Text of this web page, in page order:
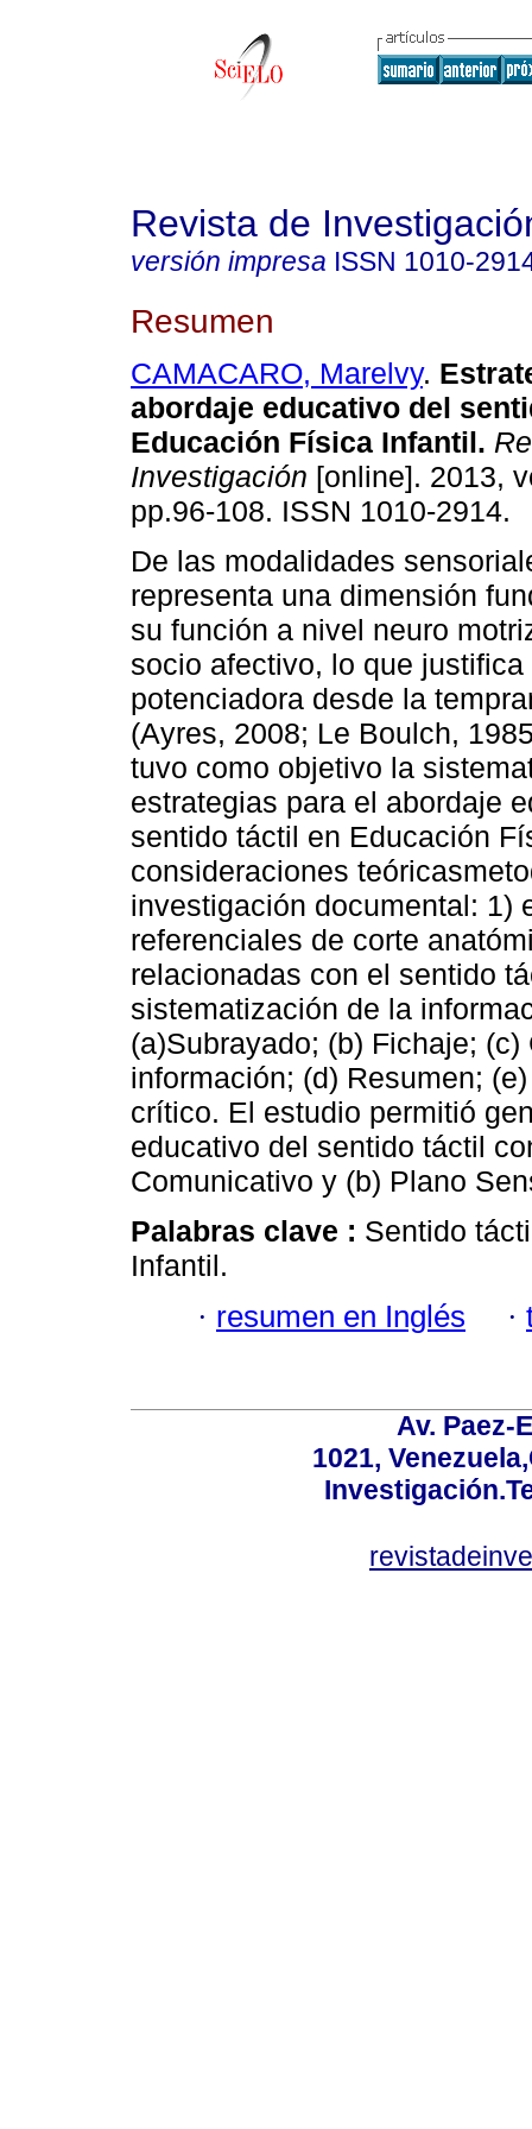
Revista de
versión impresa ISSN 1010-
Resumen
CAMACARO, Marelvy.
abordaje educativo del
Educación Física Infantil.
Investigación [online]. 2013,
pp.96-108. ISSN 1010-2914.
De las modalidades
representa una dimensión
su función a nivel neuro
socio afectivo, lo que
potenciadora desde la
(Ayres, 2008; Le Boulch,
tuvo como objetivo la
estrategias para el abordaje
sentido táctil en Educación
consideraciones
investigación documental: 1)
referenciales de corte
relacionadas con el sentido
sistematización de la
(a)Subrayado; (b) Fichaje;
información; (d) Resumen;
crítico. El estudio permitió
educativo del sentido táctil
Comunicativo y (b) Plano
Palabras clave : Sentido
Infantil.
· resumen en Inglés ·
Av. Paez-
1021,